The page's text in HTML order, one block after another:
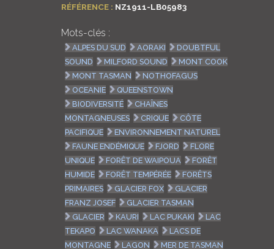
RÉFÉRENCE : NZ1911-LB05983
Mots-clés :
ALPES DU SUD AORAKI
DOUBTFUL
SOUND
MILFORD SOUND
MONT COOK
MONT TASMAN
NOTHOFAGUS
OCEANIE
QUEENSTOWN
BIODIVERSITÉ
CHAÎNES
MONTAGNEUSES
CRIQUE
CÔTE
PACIFIQUE
ENVIRONNEMENT NATUREL
FAUNE ENDÉMIQUE
FJORD
FLORE
UNIQUE
FORÊT DE WAIPOUA
FORÊT
HUMIDE
FORÊT TEMPÉRÉE
FORÊTS
PRIMAIRES
GLACIER FOX
GLACIER
FRANZ JOSEF
GLACIER TASMAN
GLACIER
KAURI LAC PUKAKI
LAC
TEKAPO
LAC WANAKA
LACS DE
MONTAGNE
LAGON
MER DE TASMAN